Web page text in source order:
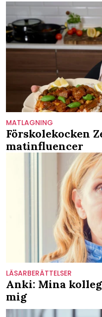
MATLAGNING
Förskolekocken
matinfluencer
LÄSARBERÄTTELSER
Anki: Mina
mig